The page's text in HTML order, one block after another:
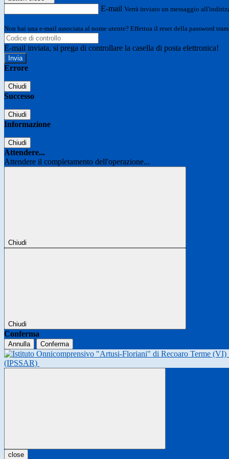
E-mail Verrà inviato un messaggio
Non hai una e-mail associata al nome utente? Effettua il reset della password
E-mail inviata, si prega di controllare la casella di posta elettronica!
Errore
Chiudi
Successo
Chiudi
Informazione
Chiudi
Attendere...
Attendere il completamento dell'operazione...
Chiudi
Chiudi
Conferma
Annulla Conferma
(IPSSAR)
close